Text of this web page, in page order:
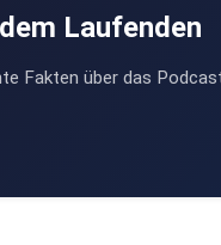
Laufenden
Fakten über das